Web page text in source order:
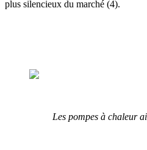
plus silencieux du marché (4).
Les pompes à chaleur